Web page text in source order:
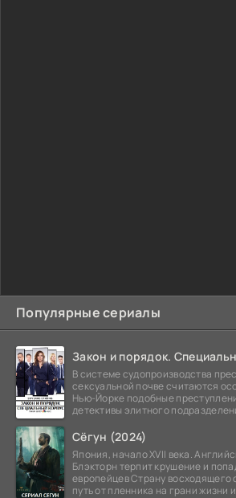
Популярные сериалы
В системе судопроизводства
сексуальной почве считаются
Нью-Йорке подобные
детективы элитного
Сёгун (2024)
Япония, начало XVII века.
Блэкторн терпит крушение и
европейцев Страну восходящего
путь от пленника на грани жизни